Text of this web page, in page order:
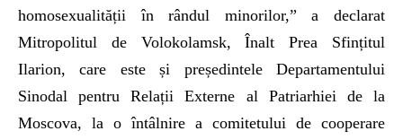
homosexualității în rândul minorilor,” a declarat
Mitropolitul de Volokolamsk, Înalt Prea Sfințitul
Ilarion, care este și președintele Departamentului
Sinodal pentru Relații Externe al Patriarhiei de la
Moscova, la o întâlnire a comitetului de cooperare